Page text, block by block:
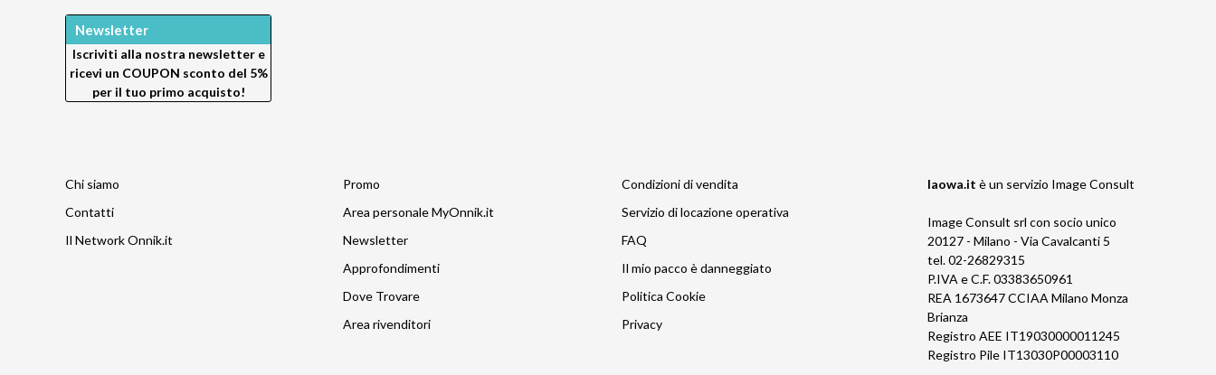
Newsletter
Iscriviti alla nostra newsletter e
ricevi un COUPON sconto del 5%
per il tuo primo acquisto!
Chi siamo
Contatti
Il Network Onnik.it
Promo
Area personale MyOnnik.it
Newsletter
Approfondimenti
Dove Trovare
Area rivenditori
Condizioni di vendita
Servizio di locazione operativa
FAQ
Il mio pacco è danneggiato
Politica Cookie
Privacy
laowa.it è un servizio Image Consult
Image Consult srl con socio unico
20127 - Milano - Via Cavalcanti 5
tel. 02-26829315
P.IVA e C.F. 03383650961
REA 1673647 CCIAA Milano Monza
Brianza
Registro AEE IT19030000011245
Registro Pile IT13030P00003110